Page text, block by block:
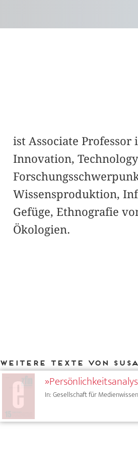
ist Associate Professor
Innovation,
Wissensproduktion,
Gefüge, Ethnografie
Ökologien.
Weitere Texte von
In: Gesellschaft für